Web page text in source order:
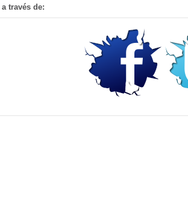
a través de: